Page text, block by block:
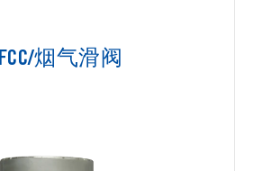
FCC/烟气滑阀